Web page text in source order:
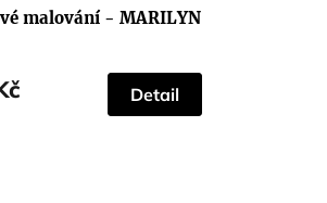
malování - MARILYN
Detail